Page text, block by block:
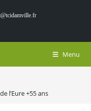
Menu
l’Eure +55 ans